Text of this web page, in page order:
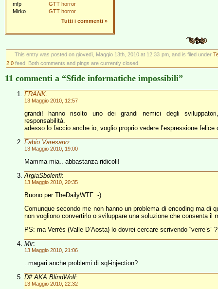
mfp
GTT horror
Mirko
GTT horror
Tutti i commenti »
This entry was posted on giovedì, Maggio 13th, 2010 at 12:33 pm, and is filed under
2.0 feed. Both comments and pings are currently closed.
11 commenti a “Sfide informatiche impossibili”
FRANK:
13 Maggio 2010, 12:57
grandi! hanno risolto uno dei grandi nemici degli
responsabilità.
adesso lo faccio anche io, voglio proprio vedere l’espressione
Fabio Varesano:
13 Maggio 2010, 19:00
Mamma mia.. abbastanza ridicoli!
ArgiaSbolenfi:
13 Maggio 2010, 20:35
Buono per TheDailyWTF :-)
Comunque secondo me non hanno un problema di encoding ma di
non vogliono convertirlo o sviluppare una soluzione che consenta il
PS: ma Verrès (Valle D’Aosta) lo dovrei cercare scrivendo “verre’s”
Mir:
13 Maggio 2010, 21:06
..magari anche problemi di sql-injection?
D# AKA BlindWolf:
13 Maggio 2010, 22:32